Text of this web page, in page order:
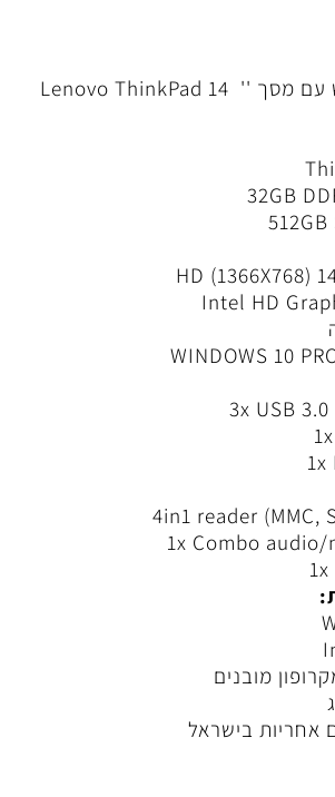
מחשב נייד מחודש עם מסך '' 14 Lenovo ThinkPad
32GB
512GB
14″ HD
Intel HD
WINDOWS 10
3x USB
4in1 reader (MMC,
1x Combo
מובנים
בישראל